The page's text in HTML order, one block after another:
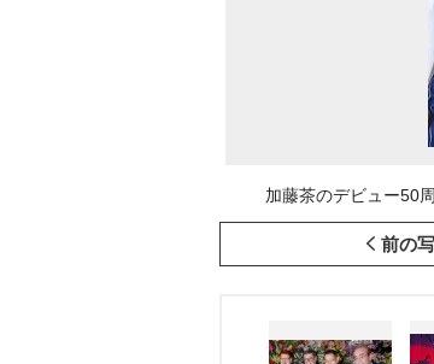
加藤茶のデビュー50
前の